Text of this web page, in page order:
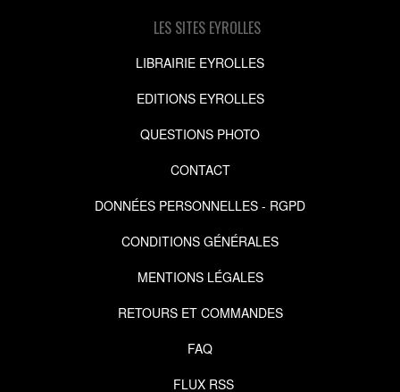
LES SITES EYROLLES
LIBRAIRIE EYROLLES
EDITIONS EYROLLES
QUESTIONS PHOTO
CONTACT
DONNÉES PERSONNELLES - RGPD
CONDITIONS GÉNÉRALES
MENTIONS LÉGALES
RETOURS ET COMMANDES
FAQ
FLUX RSS